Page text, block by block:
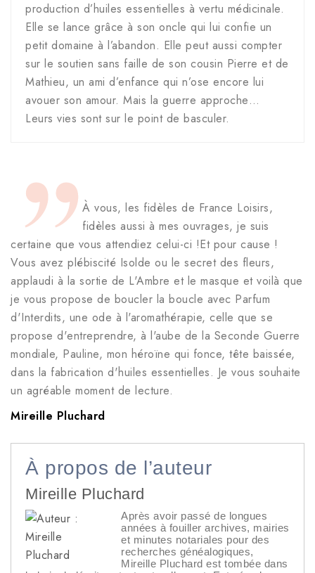
production d’huiles essentielles à vertu médicinale.
Elle se lance grâce à son oncle qui lui confie un
petit domaine à l’abandon. Elle peut aussi compter
sur le soutien sans faille de son cousin Pierre et de
Mathieu, un ami d’enfance qui n’ose encore lui
avouer son amour. Mais la guerre approche…
Leurs vies sont sur le point de basculer.
À vous, les fidèles de France Loisirs,
fidèles aussi à mes ouvrages, je suis
certaine que vous attendiez celui-ci !Et pour cause !
Vous avez plébiscité Isolde ou le secret des fleurs,
applaudi à la sortie de L'Ambre et le masque et voilà que
je vous propose de boucler la boucle avec Parfum
d'Interdits, une ode à l'aromathérapie, celle que se
propose d'entreprendre, à l'aube de la Seconde Guerre
mondiale, Pauline, mon héroïne qui fonce, tête baissée,
dans la fabrication d'huiles essentielles. Je vous souhaite
un agréable moment de lecture.
Mireille Pluchard
À propos de l’auteur
Mireille Pluchard
Après avoir passé de longues
années à fouiller archives, mairies
et minutes notariales pour des
recherches généalogiques,
Mireille Pluchard est tombée dans